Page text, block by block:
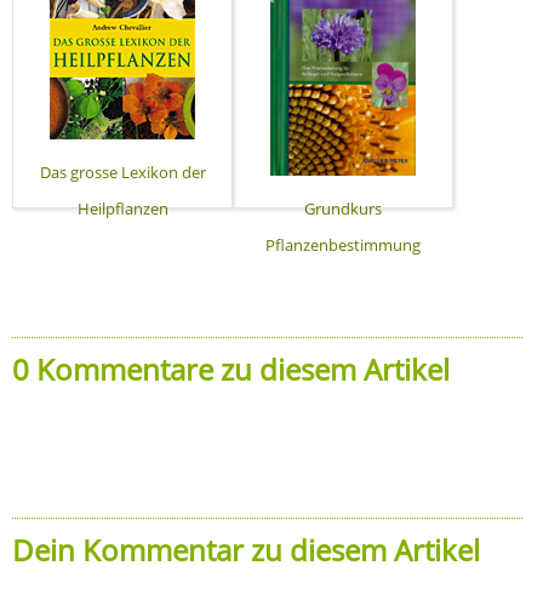
Das grosse Lexikon der
Heilpflanzen
Grundkurs
Pflanzenbestimmung
0 Kommentare zu diesem Artikel
Dein Kommentar zu diesem Artikel